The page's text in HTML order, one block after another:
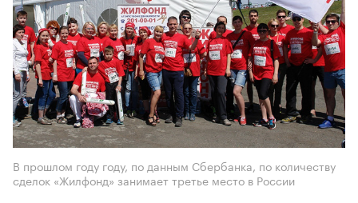
В прошлом году году, по данным Сбербанка, по количеству
сделок «Жилфонд» занимает третье место в России